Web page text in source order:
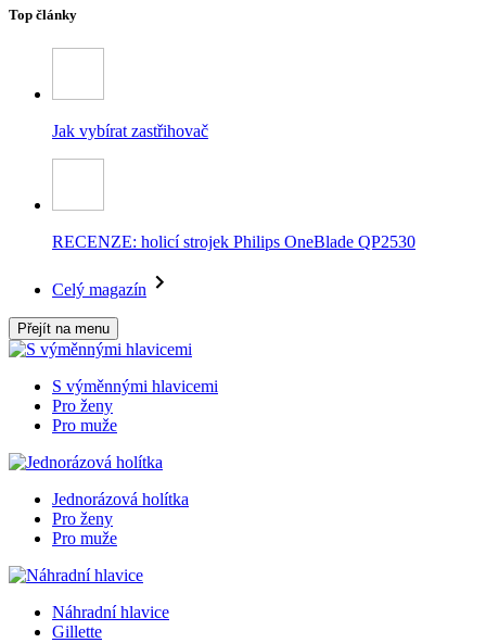
Top články
Jak vybírat zastřihovač
RECENZE: holicí strojek Philips OneBlade QP2530
Celý magazín
Přejít na menu
S výměnnými hlavicemi
Pro ženy
Pro muže
Jednorázová holítka
Pro ženy
Pro muže
Náhradní hlavice
Gillette